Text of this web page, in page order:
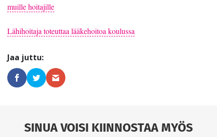
muille hoitajille
Lähihoitaja toteuttaa lääkehoitoa koulussa
SINUA VOISI KIINNOSTAA MYÖS